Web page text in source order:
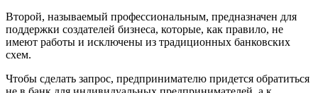
Второй, называемый профессиональным, предназначен для
поддержки создателей бизнеса, которые, как правило, не
имеют работы и исключены из традиционных банковских
схем.
Чтобы сделать запрос, предпринимателю придется обратиться